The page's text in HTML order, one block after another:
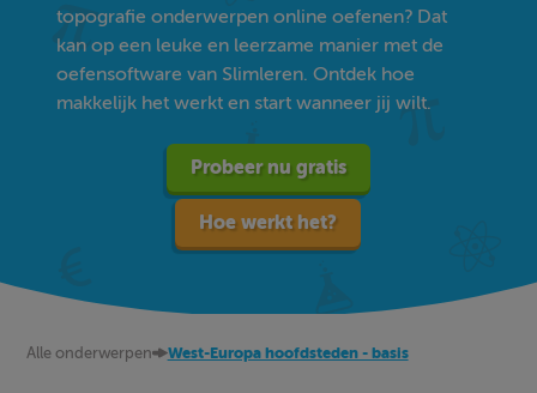
topografie onderwerpen online oefenen? Dat
kan op een leuke en leerzame manier met de
oefensoftware van Slimleren. Ontdek hoe
makkelijk het werkt en start wanneer jij wilt.
Probeer nu gratis
Hoe werkt het?
Alle onderwerpen West-Europa hoofdsteden - basis